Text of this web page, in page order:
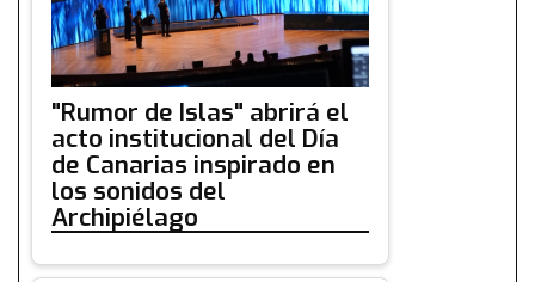
"Rumor de Islas" abrirá el
acto institucional del Día
de Canarias inspirado en
los sonidos del
Archipiélago